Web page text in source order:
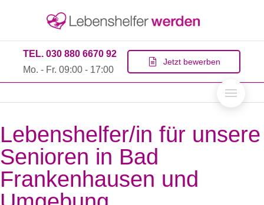
TEL. 030 880 6670 92
Mo. - Fr. 09:00 - 17:00
Jetzt bewerben
Lebenshelfer/in für unsere
Senioren in Bad
Frankenhausen und